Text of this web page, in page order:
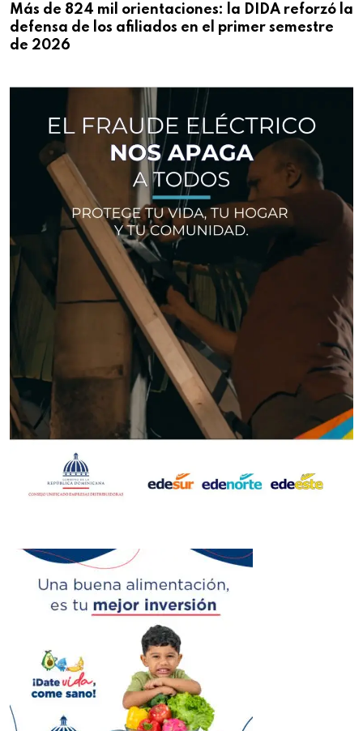
Más de 824 mil orientaciones: la DIDA reforzó la
defensa de los afiliados en el primer semestre
de 2026